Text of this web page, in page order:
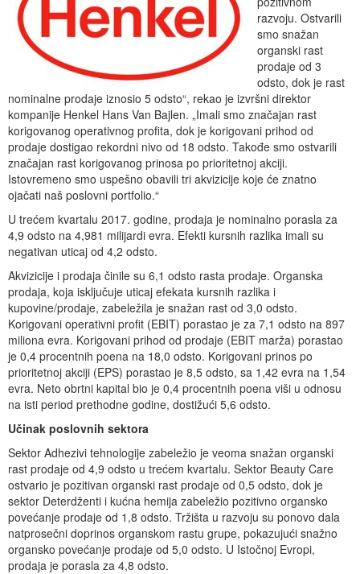
razvoju. Ostvarili
smo snažan
organski rast
prodaje od 3
odsto, dok je rast
nominalne prodaje iznosio 5 odsto“, rekao je izvršni direktor
kompanije Henkel Hans Van Bajlen. „Imali smo značajan rast
korigovanog operativnog profita, dok je korigovani prihod od
prodaje dostigao rekordni nivo od 18 odsto. Takođe smo ostvarili
značajan rast korigovanog prinosa po prioritetnoj akciji.
Istovremeno smo uspešno obavili tri akvizicije koje će znatno
ojačati naš poslovni portfolio.“
U trećem kvartalu 2017. godine, prodaja je nominalno porasla za
4,9 odsto na 4,981 milijardi evra. Efekti kursnih razlika imali su
negativan uticaj od 4,2 odsto.
Akvizicije i prodaja činile su 6,1 odsto rasta prodaje. Organska
prodaja, koja isključuje uticaj efekata kursnih razlika i
kupovine/prodaje, zabeležila je snažan rast od 3,0 odsto.
Korigovani operativni profit (EBIT) porastao je za 7,1 odsto na 897
miliona evra. Korigovani prihod od prodaje (EBIT marža) porastao
je 0,4 procentnih poena na 18,0 odsto. Korigovani prinos po
prioritetnoj akciji (EPS) porastao je 8,5 odsto, sa 1,42 evra na 1,54
evra. Neto obrtni kapital bio je 0,4 procentnih poena viši u odnosu
na isti period prethodne godine, dostižući 5,6 odsto.
Učinak poslovnih sektora
Sektor Adhezivi tehnologije zabeležio je veoma snažan organski
rast prodaje od 4,9 odsto u trećem kvartalu. Sektor Beauty Care
ostvario je pozitivan organski rast prodaje od 0,5 odsto, dok je
sektor Deterdženti i kućna hemija zabeležio pozitivno organsko
povećanje prodaje od 1,8 odsto. Tržišta u razvoju su ponovo dala
natprosečni doprinos organskom rastu grupe, pokazujući snažno
organsko povećanje prodaje od 5,0 odsto. U Istočnoj Evropi,
prodaja je porasla za 4,8 odsto.